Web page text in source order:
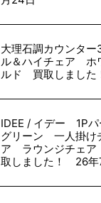
大理石調カウンタ
ル＆ハイチェア
ルド 買取しまし
IDEE / イデー 1P
グリーン 一人掛け
ア ラウンジチェ
取しました！ 26年